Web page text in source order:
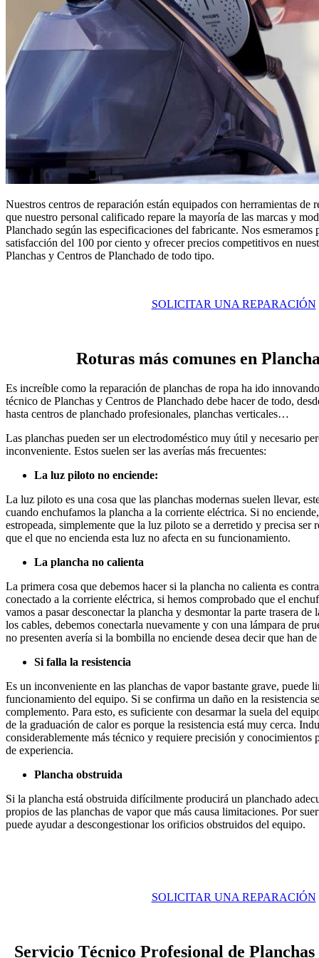
Nuestros centros de reparación están equipados con herramientas de
que nuestro personal calificado repare la mayoría de las marcas y
Planchado según las especificaciones del fabricante. Nos esmeramos
satisfacción del 100 por ciento y ofrecer precios competitivos en
Planchas y Centros de Planchado de todo tipo.
SOLICITAR UNA REPARACIÓN
Roturas más comunes en
Es increíble como la reparación de planchas de ropa ha ido
técnico de Planchas y Centros de Planchado debe hacer de todo,
hasta centros de planchado profesionales, planchas verticales…
Las planchas pueden ser un electrodoméstico muy útil y necesario
inconveniente. Estos suelen ser las averías más frecuentes:
La luz piloto no enciende:
La luz piloto es una cosa que las planchas modernas suelen llevar,
cuando enchufamos la plancha a la corriente eléctrica. Si no
estropeada, simplemente que la luz piloto se a derretido y precisa ser
que el que no encienda esta luz no afecta en su funcionamiento.
La plancha no calienta
La primera cosa que debemos hacer si la plancha no calienta es
conectado a la corriente eléctrica, si hemos comprobado que el
vamos a pasar desconectar la plancha y desmontar la parte trasera de
los cables, debemos conectarla nuevamente y con una lámpara de
no presenten avería si la bombilla no enciende desea decir que han
Si falla la resistencia
Es un inconveniente en las planchas de vapor bastante grave, puede
funcionamiento del equipo. Si se confirma un daño en la resistencia
complemento. Para esto, es suficiente con desarmar la suela del
de la graduación de calor es porque la resistencia está muy cerca.
considerablemente más técnico y requiere precisión y conocimientos
de experiencia.
Plancha obstruida
Si la plancha está obstruida difícilmente producirá un planchado
propios de las planchas de vapor que más causa limitaciones. Por
puede ayudar a descongestionar los orificios obstruidos del equipo.
SOLICITAR UNA REPARACIÓN
Servicio Técnico Profesional de